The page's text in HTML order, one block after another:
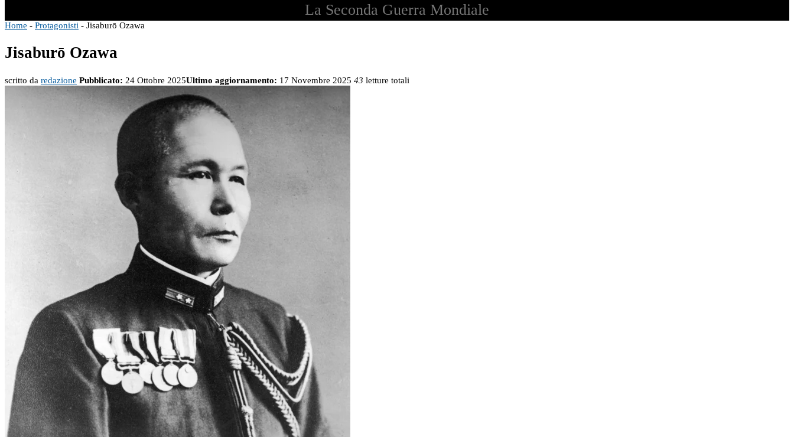
La Seconda Guerra Mondiale
Home - Protagonisti - Jisaburō Ozawa
Jisaburō Ozawa
scritto da redazione Pubblicato: 24 Ottobre 2025Ultimo aggiornamento: 17 Novembre 2025 43 letture totali